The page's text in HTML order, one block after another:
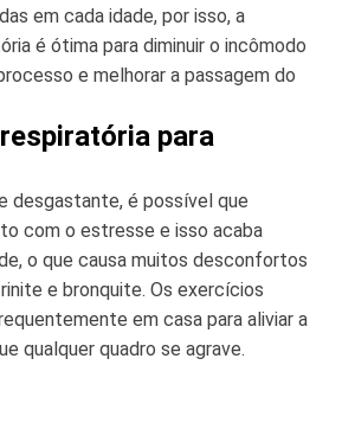
em cada idade, por isso, a
é ótima para diminuir o incômodo
e melhorar a passagem do
para
desgastante, é possível que
com o estresse e isso acaba
o que causa muitos desconfortos
e bronquite. Os exercícios
em casa para aliviar a
qualquer quadro se agrave.